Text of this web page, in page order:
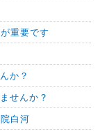
重要です
か？
せんか？
白河